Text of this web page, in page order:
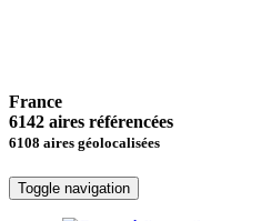
France
6142 aires référencées
6108 aires géolocalisées
Toggle navigation